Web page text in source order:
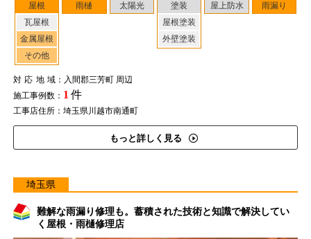
屋根
瓦屋根
金属屋根
その他
雨樋 太陽光
塗装
屋根塗装
外壁塗装
屋上防水 雨漏り
対応地域：入間郡三芳町 周辺
施工事例数： 1 件
工事店住所：埼玉県川越市南通町
もっと詳しく見る
埼玉県
難解な雨漏り修理も。蓄積された技術と知識で解決してい
く屋根・雨樋修理店